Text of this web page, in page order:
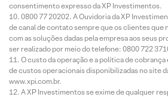
consentimento expresso da XP Investimentos.
0800 77 20202. A Ouvidoria da XP
de canal de contato sempre que os clientes que
com as soluções dadas pela empresa aos seus
ser realizado por meio do telefone: 0800 722
O custo da operação e a política de
de custos operacionais disponibilizadas no site
www.xpi.com.br.
A XP Investimentos se exime de qualquer